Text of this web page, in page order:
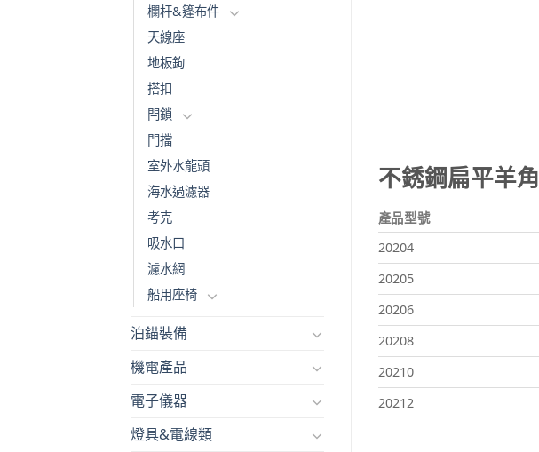
欄杆&篷布件
天線座
地板鉤
搭扣
閂鎖
門擋
室外水龍頭
海水過濾器
考克
吸水口
濾水網
船用座椅
泊錨裝備
機電產品
電子儀器
燈具&電線類
不銹鋼扁平羊角
產品型號
20204
20205
20206
20208
20210
20212